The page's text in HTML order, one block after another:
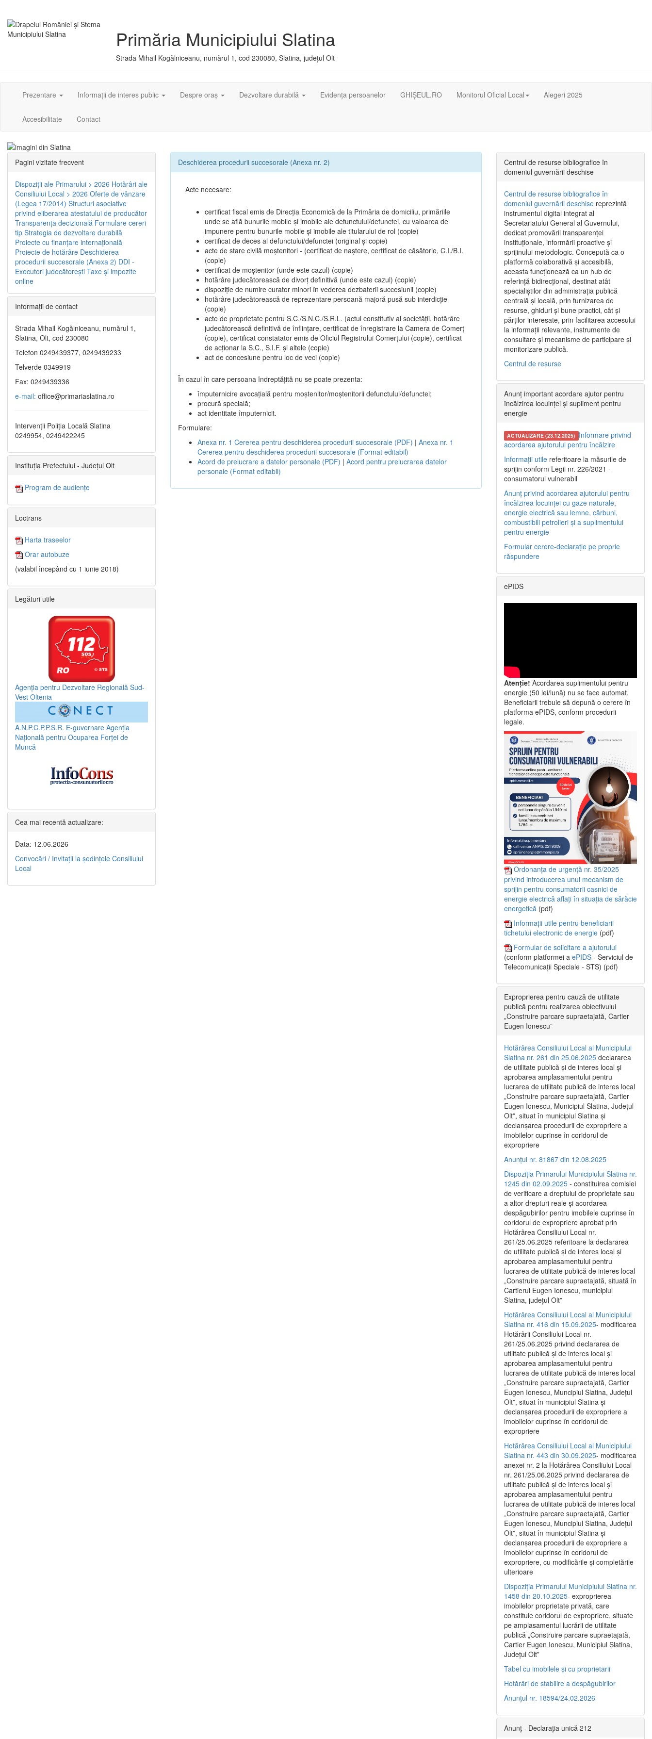
Primăria Municipiului Slatina
Strada Mihail Kogălniceanu, numărul 1, cod 230080, Slatina, județul Olt
Prezentare Informații de interes public Despre oraș Dezvoltare durabilă Evidența persoanelor GHIȘEUL.RO Monitorul Oficial Local Alegeri 2025
Accesibilitate Contact
Deschiderea procedurii succesorale (Anexa nr. 2)
Acte necesare:
certificat fiscal emis de Direcția Economică de la Primăria de domiciliu, primăriile
unde se află bunurile mobile și imobile ale defunctului/defunctei, cu valoarea de
impunere pentru bunurile mobile și imobile ale titularului de rol (copie)
certificat de deces al defunctului/defunctei (original și copie)
acte de stare civilă moștenitori - (certificat de naștere, certificat de căsătorie, C.I./B.I.
(copie)
certificat de moștenitor (unde este cazul) (copie)
hotărâre judecătorească de divorț definitivă (unde este cazul) (copie)
dispoziție de numire curator minori în vederea dezbaterii succesiunii (copie)
hotărâre judecătorească de reprezentare persoană majoră pusă sub interdicție
(copie)
acte de proprietate pentru S.C./S.N.C./S.R.L. (actul constitutiv al societății, hotărâre
judecătorească definitivă de înființare, certificat de înregistrare la Camera de Comerț
(copie), certificat constatator emis de Oficiul Registrului Comerțului (copie), certificat
de acționar la S.C., S.I.F. și altele (copie)
act de concesiune pentru loc de veci (copie)
În cazul în care persoana îndreptățită nu se poate prezenta:
împuternicire avocațială pentru moștenitor/moștenitorii defunctului/defunctei;
procură specială;
act identitate împuternicit.
Formulare:
Anexa nr. 1 Cererea pentru deschiderea procedurii succesorale (PDF) | Anexa nr. 1
Cererea pentru deschiderea procedurii succesorale (Format editabil)
Acord de prelucrare a datelor personale (PDF) | Acord pentru prelucrarea datelor
personale (Format editabil)
Pagini vizitate frecvent
Dispoziţii ale Primarului > 2026 Hotărâri ale
Consiliului Local > 2026 Oferte de vânzare
(Legea 17/2014) Structuri asociative
privind eliberarea atestatului de producător
Transparenţa decizională Formulare cereri
tip Strategia de dezvoltare durabilă
Proiecte cu finanţare internaţională
Proiecte de hotărâre Deschiderea
procedurii succesorale (Anexa 2) DDI -
Executori judecătorești Taxe şi impozite
online
Informaţii de contact
Strada Mihail Kogălniceanu, numărul 1,
Slatina, Olt, cod 230080
Telefon 0249439377, 0249439233
Telverde 0349919
Fax: 0249439336
e-mail: office@primariaslatina.ro
Intervenții Poliția Locală Slatina
0249954, 0249422245
Instituția Prefectului - Județul Olt
Program de audiențe
Loctrans
Harta traseelor
Orar autobuze
(valabil începând cu 1 iunie 2018)
Legături utile
Agenția pentru Dezvoltare Regională Sud-
Vest Oltenia
A.N.P.C.P.P.S.R. E-guvernare Agenția
Națională pentru Ocuparea Forței de
Muncă
Cea mai recentă actualizare:
Data: 12.06.2026
Convocări / Invitaţii la şedinţele Consiliului
Local
Centrul de resurse bibliografice în
domeniul guvernării deschise
Centrul de resurse bibliografice în
domeniul guvernării deschise reprezintă
instrumentul digital integrat al
Secretariatului General al Guvernului,
dedicat promovării transparenței
instituționale, informării proactive și
sprijinului metodologic. Concepută ca o
platformă colaborativă și accesibilă,
aceasta funcționează ca un hub de
referință bidirecțional, destinat atât
specialiștilor din administrația publică
centrală și locală, prin furnizarea de
resurse, ghiduri și bune practici, cât și
părților interesate, prin facilitarea accesului
la informații relevante, instrumente de
consultare și mecanisme de participare și
monitorizare publică.
Centrul de resurse
Anunț important acordare ajutor pentru
încălzirea locuinței și supliment pentru
energie
ACTUALIZARE (23.12.2025) Informare privind
acordarea ajutorului pentru încălzire
Informații utile referitoare la măsurile de
sprijin conform Legii nr. 226/2021 -
consumatorul vulnerabil
Anunț privind acordarea ajutorului pentru
încălzirea locuinței cu gaze naturale,
energie electrică sau lemne, cărbuni,
combustibili petrolieri și a suplimentului
pentru energie
Formular cerere-declarație pe proprie
răspundere
ePIDS
Atenție! Acordarea suplimentului pentru
energie (50 lei/lună) nu se face automat.
Beneficiarii trebuie să depună o cerere în
platforma ePIDS, conform procedurii
legale.
Ordonanța de urgență nr. 35/2025
privind introducerea unui mecanism de
sprijin pentru consumatorii casnici de
energie electrică aflați în situația de sărăcie
energetică (pdf)
Informații utile pentru beneficiarii
tichetului electronic de energie (pdf)
Formular de solicitare a ajutorului
(conform platformei a ePIDS - Serviciul de
Telecomunicații Speciale - STS) (pdf)
Exproprierea pentru cauză de utilitate
publică pentru realizarea obiectivului
„Construire parcare supraetajată, Cartier
Eugen Ionescu”
Hotărârea Consiliului Local al Municipiului
Slatina nr. 261 din 25.06.2025 declararea
de utilitate publică și de interes local și
aprobarea amplasamentului pentru
lucrarea de utilitate publică de interes local
„Construire parcare supraetajată, Cartier
Eugen Ionescu, Municipiul Slatina, Județul
Olt”, situat în municipiul Slatina și
declanșarea procedurii de expropriere a
imobilelor cuprinse în coridorul de
expropriere
Anunțul nr. 81867 din 12.08.2025
Dispoziția Primarului Municipiului Slatina nr.
1245 din 02.09.2025 - constituirea comisiei
de verificare a dreptului de proprietate sau
a altor drepturi reale și acordarea
despăgubirilor pentru imobilele cuprinse în
coridorul de expropriere aprobat prin
Hotărârea Consiliului Local nr.
261/25.06.2025 referitoare la declararea
de utilitate publică și de interes local și
aprobarea amplasamentului pentru
lucrarea de utilitate publică de interes local
„Construire parcare supraetajată, situată în
Cartierul Eugen Ionescu, municipiul
Slatina, județul Olt”
Hotărârea Consiliului Local al Municipiului
Slatina nr. 416 din 15.09.2025- modificarea
Hotărârii Consiliului Local nr.
261/25.06.2025 privind declararea de
utilitate publică și de interes local și
aprobarea amplasamentului pentru
lucrarea de utilitate publică de interes local
„Construire parcare supraetajată, Cartier
Eugen Ionescu, Muncipiul Slatina, Județul
Olt”, situat în municipiul Slatina și
declanșarea procedurii de expropriere a
imobilelor cuprinse în coridorul de
expropriere
Hotărârea Consiliului Local al Municipiului
Slatina nr. 443 din 30.09.2025- modificarea
anexei nr. 2 la Hotărârea Consiliului Local
nr. 261/25.06.2025 privind declararea de
utilitate publică şi de interes local şi
aprobarea amplasamentului pentru
lucrarea de utilitate publică de interes local
„Construire parcare supraetajată, Cartier
Eugen Ionescu, Muncipiul Slatina, Judeţul
Olt”, situat în municipiul Slatina şi
declanşarea procedurii de expropriere a
imobilelor cuprinse în coridorul de
expropriere, cu modificările şi completările
ulterioare
Dispoziția Primarului Municipiului Slatina nr.
1458 din 20.10.2025- exproprierea
imobilelor proprietate privată, care
constituie coridorul de expropriere, situate
pe amplasamentul lucrării de utilitate
publică „Construire parcare supraetajată,
Cartier Eugen Ionescu, Municipiul Slatina,
Județul Olt”
Tabel cu imobilele și cu proprietarii
Hotărâri de stabilire a despăgubirilor
Anunțul nr. 18594/24.02.2026
Anunț - Declarația unică 212